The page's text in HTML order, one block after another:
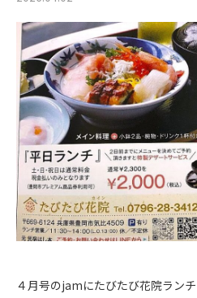
４月号のjamにたびたび花院ラン